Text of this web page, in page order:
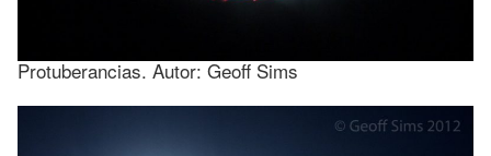
Protuberancias. Autor: Geoff Sims